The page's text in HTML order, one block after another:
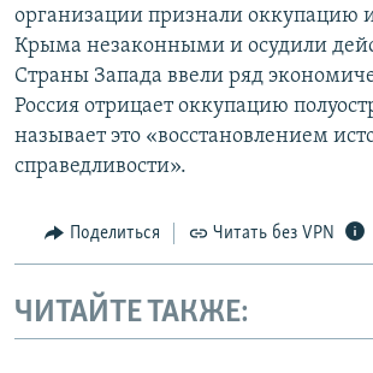
организации признали оккупацию
Крыма незаконными и осудили
Страны Запада ввели ряд
Россия отрицает оккупацию
называет это «восстановлением
справедливости».
Поделиться Читать без VPN
ЧИТАЙТЕ ТАКЖЕ: